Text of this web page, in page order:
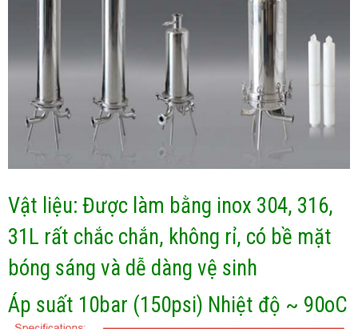
Vật liệu: Được làm bằng inox 304, 316,
31L rất chắc chắn, không rỉ, có bề mặt
bóng sáng và dễ dàng vệ sinh
Áp suất 10bar (150psi) Nhiệt độ ~ 90oC